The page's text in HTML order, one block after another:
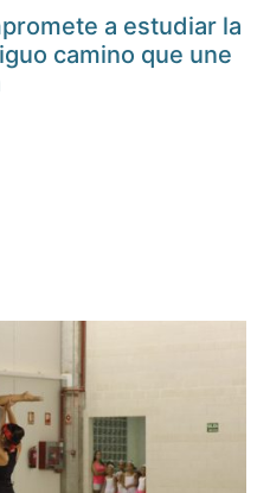
a estudiar la
camino que une